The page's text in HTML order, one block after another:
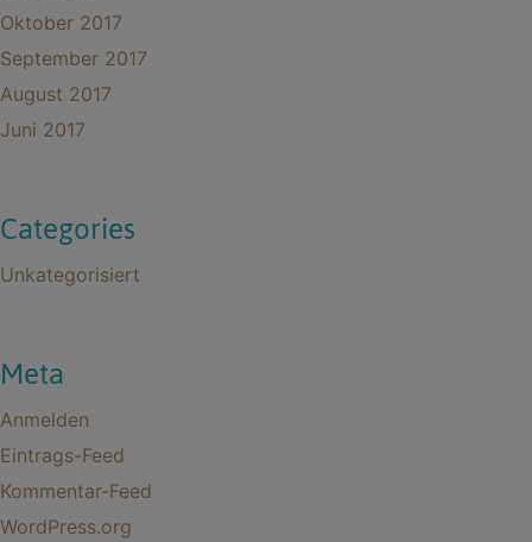
Oktober 2017
September 2017
August 2017
Juni 2017
Categories
Unkategorisiert
Meta
Anmelden
Eintrags-Feed
Kommentar-Feed
WordPress.org